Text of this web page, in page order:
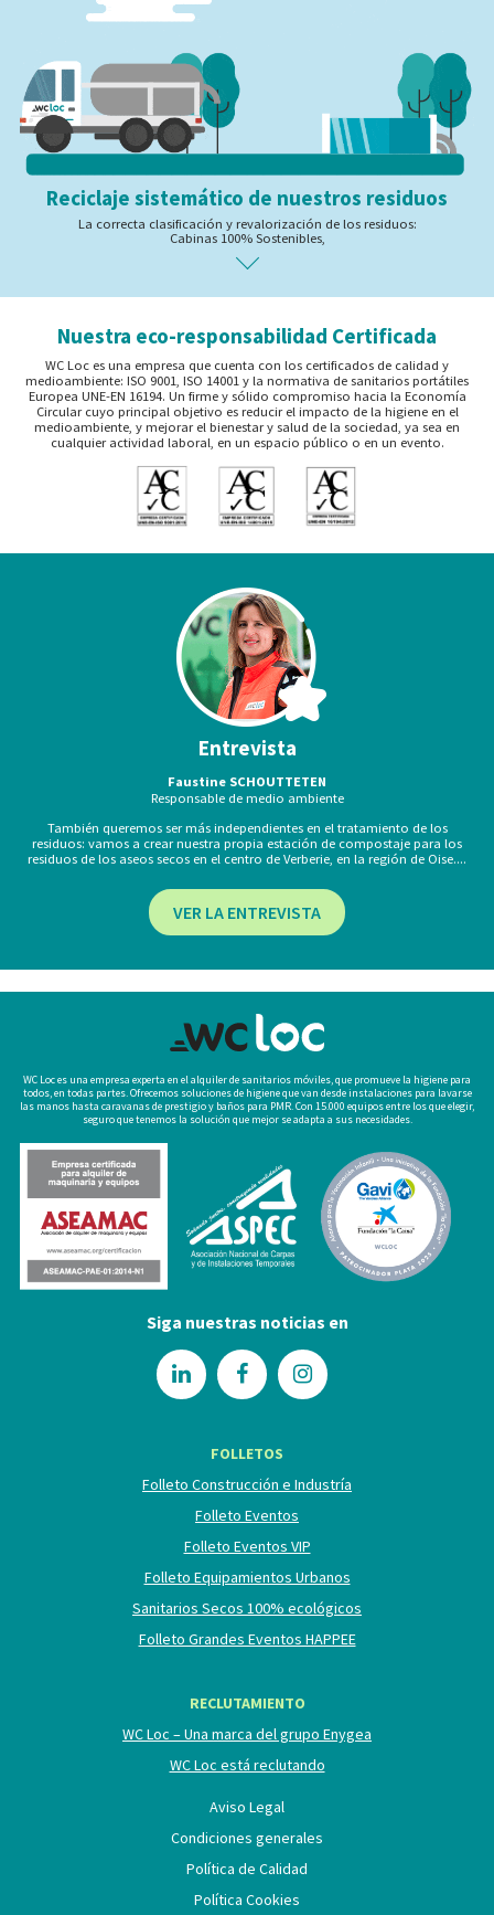
Reciclaje sistemático de nuestros residuos
La correcta clasificación y revalorización de los residuos:
Cabinas 100% Sostenibles,
Nuestra eco-responsabilidad Certificada
WC Loc es una empresa que cuenta con los certificados de calidad y
medioambiente: ISO 9001, ISO 14001 y la normativa de sanitarios portátiles
Europea UNE-EN 16194. Un firme y sólido compromiso hacia la Economía
Circular cuyo principal objetivo es reducir el impacto de la higiene en el
medioambiente, y mejorar el bienestar y salud de la sociedad, ya sea en
cualquier actividad laboral, en un espacio público o en un evento.
Entrevista
Faustine SCHOUTTETEN
Responsable de medio ambiente
También queremos ser más independientes en el tratamiento de los
residuos: vamos a crear nuestra propia estación de compostaje para los
residuos de los aseos secos en el centro de Verberie, en la región de Oise....
VER LA ENTREVISTA
WC Loc es una empresa experta en el alquiler de sanitarios móviles, que promueve la higiene para
todos, en todas partes. Ofrecemos soluciones de higiene que van desde instalaciones para lavarse
las manos hasta caravanas de prestigio y baños para PMR. Con 15.000 equipos entre los que elegir,
seguro que tenemos la solución que mejor se adapta a sus necesidades.
Siga nuestras noticias en
FOLLETOS
Folleto Construcción e Industría
Folleto Eventos
Folleto Eventos VIP
Folleto Equipamientos Urbanos
Sanitarios Secos 100% ecológicos
Folleto Grandes Eventos HAPPEE
RECLUTAMIENTO
WC Loc – Una marca del grupo Enygea
WC Loc está reclutando
Aviso Legal
Condiciones generales
Política de Calidad
Política Cookies